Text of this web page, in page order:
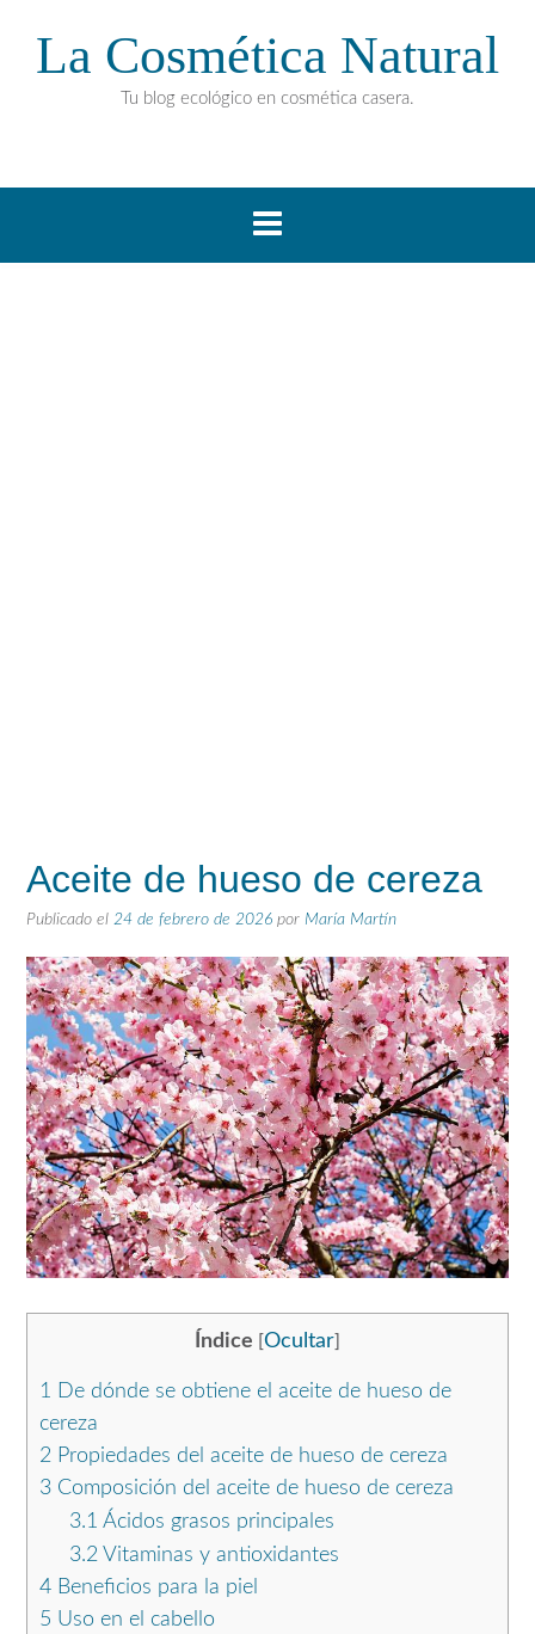
La Cosmética Natural
Tu blog ecológico en cosmética casera.
Aceite de hueso de cereza
Publicado el 24 de febrero de 2026 por María Martín
Índice Ocultar
1 De dónde se obtiene el aceite de hueso de
cereza
2 Propiedades del aceite de hueso de cereza
3 Composición del aceite de hueso de cereza
3.1 Ácidos grasos principales
3.2Vitaminas y antioxidantes
4 Beneficios para la piel
5 Uso en el cabello